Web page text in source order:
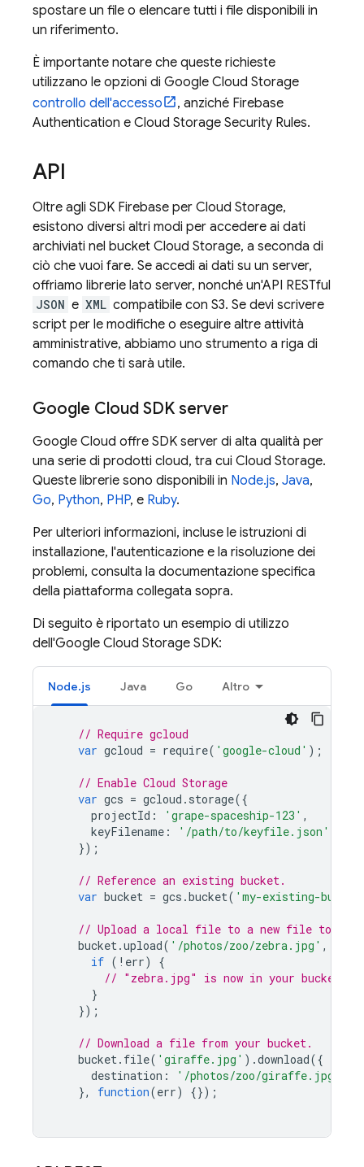
spostare un file o elencare tutti i file disponibili in
un riferimento.
È importante notare che queste richieste
utilizzano le opzioni di Google Cloud Storage
controllo dell'accesso
, anziché Firebase
Authentication e Cloud Storage Security Rules.
API
Oltre agli SDK Firebase per Cloud Storage,
esistono diversi altri modi per accedere ai dati
archiviati nel bucket Cloud Storage, a seconda di
ciò che vuoi fare. Se accedi ai dati su un server,
offriamo librerie lato server, nonché un'API RESTful
JSON e XML compatibile con S3. Se devi scrivere
script per le modifiche o eseguire altre attività
amministrative, abbiamo uno strumento a riga di
comando che ti sarà utile.
Google Cloud SDK server
Google Cloud offre SDK server di alta qualità per
una serie di prodotti cloud, tra cui Cloud Storage.
Queste librerie sono disponibili in Node.js, Java,
Go, Python, PHP, e Ruby.
Per ulteriori informazioni, incluse le istruzioni di
installazione, l'autenticazione e la risoluzione dei
problemi, consulta la documentazione specifica
della piattaforma collegata sopra.
Di seguito è riportato un esempio di utilizzo
dell'Google Cloud Storage SDK:
Node.js Java Go Altro
// Require gcloud
var gcloud = require( 'google-cloud' );
// Enable Cloud Storage
var gcs = gcloud . storage({
projectId : 'grape-spaceship-123' ,
keyFilename :
'/path/to/keyfile.json'
});
// Reference an existing bucket.
var bucket = gcs .bucket( 'my-existing-
// Upload a local file to a new file to be
bucket.upload( '/photos/zoo/zebra.jpg' ,
if ( ! err)
{
// "zebra.jpg" is now in your bucket.
}
});
// Download a file from your bucket.
bucket. file( 'giraffe.jpg' ).download({
destination :
'/photos/zoo/giraffe.jpg'
},
function(err) {});